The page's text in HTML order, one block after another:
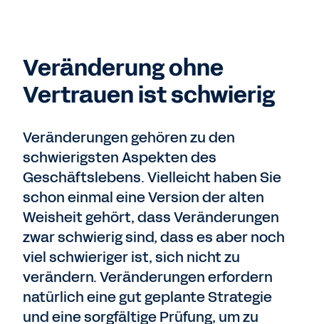
Veränderung ohne
Vertrauen ist schwierig
Veränderungen gehören zu den
schwierigsten Aspekten des
Geschäftslebens. Vielleicht haben Sie
schon einmal eine Version der alten
Weisheit gehört, dass Veränderungen
zwar schwierig sind, dass es aber noch
viel schwieriger ist, sich nicht zu
verändern. Veränderungen erfordern
natürlich eine gut geplante Strategie
und eine sorgfältige Prüfung, um zu